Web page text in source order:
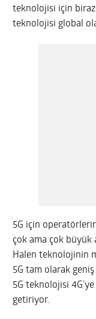
teknolojisi için biraz
teknolojisi global
5G için
çok ama çok büyük
Halen teknolojinin
5G tam olarak
5G teknolojisi
getiriyor.